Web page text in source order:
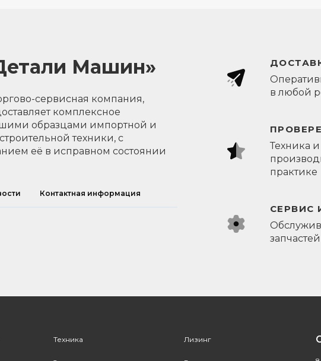
Машин»
сервисная компания,
комплексное
образцами импортной и
техники, с
её в исправном состоянии
Контактная информация
в любой
Техника
практике
СЕРВИС
Техника Лизинг